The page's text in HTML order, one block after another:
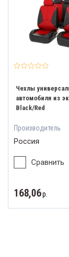
Чехлы
автомобиля из
Black/Red
Производитель
Россия
Сравнить
168,06р.